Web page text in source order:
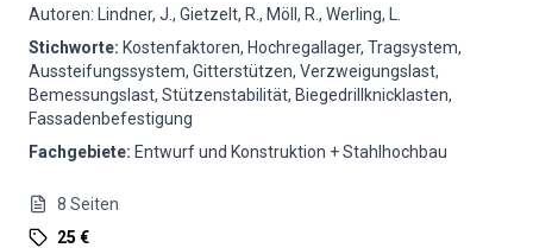
Autoren:
Lindner, J., Gietzelt, R., Möll, R., Werling, L.
Stichworte: Kostenfaktoren, Hochregallager, Tragsystem,
Aussteifungssystem, Gitterstützen, Verzweigungslast,
Bemessungslast, Stützenstabilität, Biegedrillknicklasten,
Fassadenbefestigung
Fachgebiete: Entwurf und Konstruktion + Stahlhochbau
8 Seiten
25 €